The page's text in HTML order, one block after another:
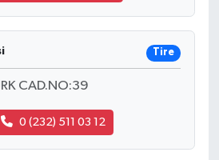
Tire
CAD.NO:39
0 (232) 511 03 12